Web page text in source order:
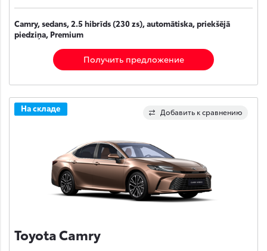
Camry, sedans, 2.5 hibrīds (230 zs), automātiska, priekšējā
piedziņa, Premium
Получить предложение
Добавить к сравнению
На складе
Toyota Camry